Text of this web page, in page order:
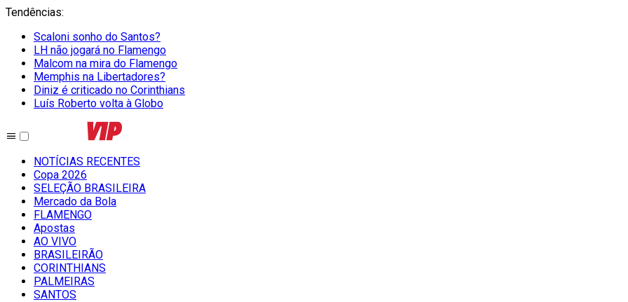
Tendências:
Scaloni sonho do Santos?
LH não jogará no Flamengo
Malcom na mira do Flamengo
Memphis na Libertadores?
Diniz é criticado no Corinthians
Luís Roberto volta à Globo
NOTÍCIAS RECENTES
Copa 2026
SELEÇÃO BRASILEIRA
Mercado da Bola
FLAMENGO
Apostas
AO VIVO
BRASILEIRÃO
CORINTHIANS
PALMEIRAS
SANTOS